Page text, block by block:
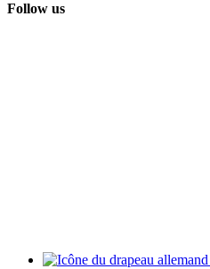
Follow us